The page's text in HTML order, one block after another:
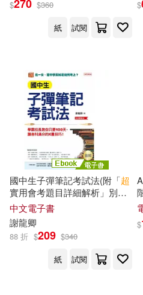
趙文豪(2) 邱顯皇(2)
鄭立德(Leader)(2)
金蝶軟件(中國)有限公司(2)
鍾國章(2)
開平青年發展基金會(2)
中國宇航出版社(1)
中國法制出版社(1)
中國經濟出版社(1)
中國華僑出版社(1)
中國計量出版社(1)
中國財政經濟出版社(1)
中華經濟研究院(1)
$270 $360
紙
試閱
$
國中生子彈筆記考試法(附「超
實用會考題目詳細解析」別
冊)：學霸校長教你只要100
天，讓各科滿分的K書技巧!(長
銷慶賀版) (電子書)
中文電子書
謝龍卿
88 折 $209 $340
紙
試閱
$